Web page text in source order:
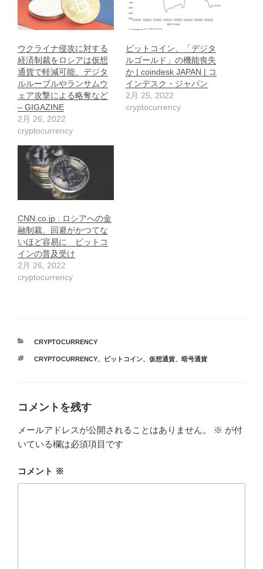
ウクライナ侵攻に対する
経済制裁をロシアは仮想
通貨で軽減可能、デジタ
ルルーブルやランサムウ
ェア攻撃による略奪など
– GIGAZINE
2月 26, 2022
cryptocurrency
ビットコイン、「デジタ
ルゴールド」の機能喪失
か | coindesk JAPAN | コ
インデスク・ジャパン
2月 25, 2022
cryptocurrency
CNN.co.jp : ロシアへの金
融制裁、回避がかつてな
いほど容易に ビットコ
インの普及受け
2月 26, 2022
cryptocurrency
カ
ゴ
CRYPTOCURRENCY
タ
CRYPTOCURRENCY、 ビットコイン、 仮想通貨、 暗号通貨
コメントを残す
メールアドレスが公開されることはありません。 ※ が付
いている欄は必須項目です
コメント ※